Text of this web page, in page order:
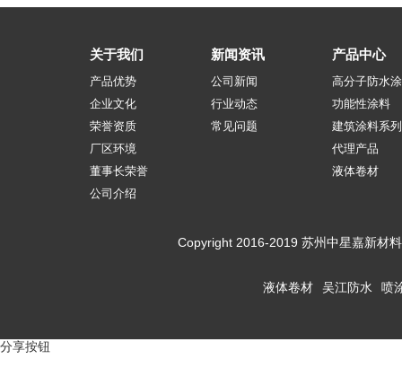
关于我们
产品优势
企业文化
荣誉资质
厂区环境
董事长荣誉
公司介绍
新闻资讯
公司新闻
行业动态
常见问题
产品中心
高分子防水
功能性涂料
建筑涂料系列
代理产品
液体卷材
Copyright 2016-2019 苏州中星嘉新材
液体卷材 吴江防水 喷
分享按钮